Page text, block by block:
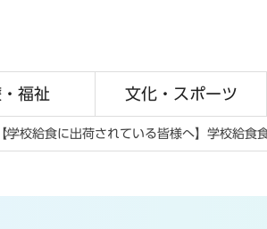
福祉 文化・スポーツ
【学校給食に出荷されている皆様へ】学校給食